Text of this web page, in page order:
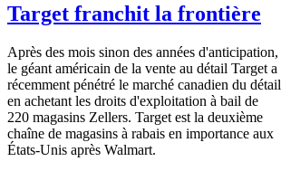
Target franchit la frontière
Après des mois sinon des années d'anticipation,
le géant américain de la vente au détail Target a
récemment pénétré le marché canadien du détail
en achetant les droits d'exploitation à bail de
220 magasins Zellers. Target est la deuxième
chaîne de magasins à rabais en importance aux
États-Unis après Walmart.